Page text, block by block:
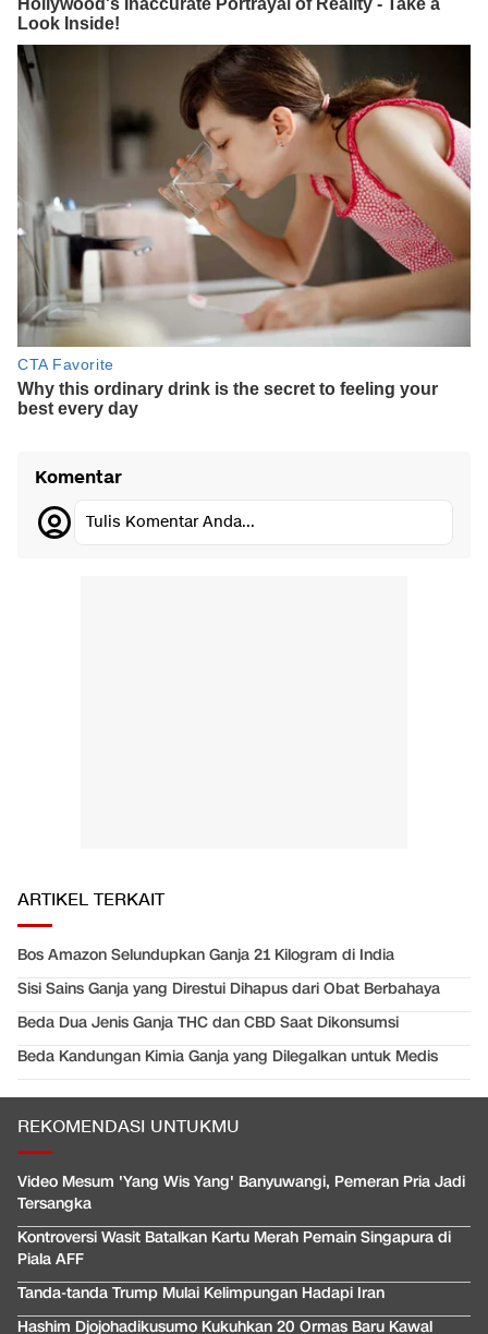
Komentar
Tulis Komentar Anda...
ARTIKEL TERKAIT
Bos Amazon Selundupkan Ganja 21 Kilogram di India
Sisi Sains Ganja yang Direstui Dihapus dari Obat Berbahaya
Beda Dua Jenis Ganja THC dan CBD Saat Dikonsumsi
Beda Kandungan Kimia Ganja yang Dilegalkan untuk Medis
REKOMENDASI UNTUKMU
Video Mesum 'Yang Wis Yang' Banyuwangi, Pemeran Pria Jadi
Tersangka
Kontroversi Wasit Batalkan Kartu Merah Pemain Singapura di
Piala AFF
Tanda-tanda Trump Mulai Kelimpungan Hadapi Iran
Hashim Djojohadikusumo Kukuhkan 20 Ormas Baru Kawal